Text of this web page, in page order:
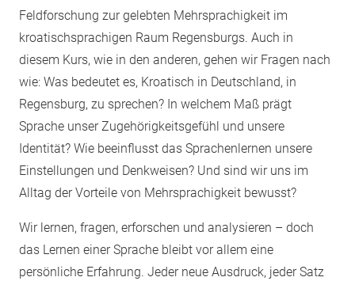
Feldforschung zur gelebten Mehrsprachigkeit im
kroatischsprachigen Raum Regensburgs. Auch in
diesem Kurs, wie in den anderen, gehen wir Fragen nach
wie: Was bedeutet es, Kroatisch in Deutschland, in
Regensburg, zu sprechen? In welchem Maß prägt
Sprache unser Zugehörigkeitsgefühl und unsere
Identität? Wie beeinflusst das Sprachenlernen unsere
Einstellungen und Denkweisen? Und sind wir uns im
Alltag der Vorteile von Mehrsprachigkeit bewusst?
Wir lernen, fragen, erforschen und analysieren – doch
das Lernen einer Sprache bleibt vor allem eine
persönliche Erfahrung. Jeder neue Ausdruck, jeder Satz